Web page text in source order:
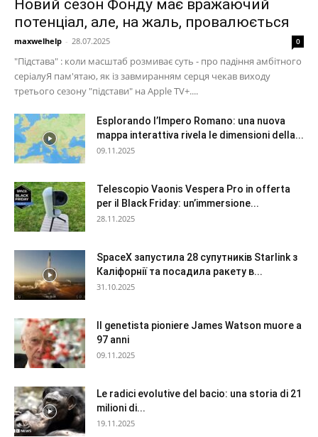
Новий сезон Фонду має вражаючий
потенціал, але, на жаль, провалюється
maxwelhelp - 28.07.2025 0
"Підстава" : коли масштаб розмиває суть - про падіння амбітного
серіалуЯ пам'ятаю, як із завмиранням серця чекав виходу
третього сезону "підстави" на Apple TV+....
Esplorando l’Impero Romano: una nuova
mappa interattiva rivela le dimensioni della...
09.11.2025
Telescopio Vaonis Vespera Pro in offerta
per il Black Friday: un’immersione...
28.11.2025
SpaceX запустила 28 супутників Starlink з
Каліфорнії та посадила ракету в...
31.10.2025
Il genetista pioniere James Watson muore a
97 anni
09.11.2025
Le radici evolutive del bacio: una storia di 21
milioni di...
19.11.2025